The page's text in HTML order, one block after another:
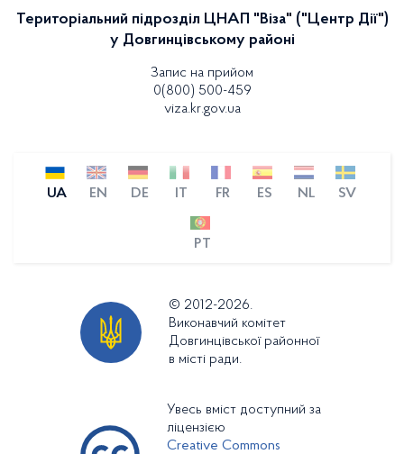
Територіальний підрозділ ЦНАП "Віза" ("Центр Дії")
у Довгинцівському районі
Запис на прийом
0(800) 500-459
viza.kr.gov.ua
UA EN DE IT FR ES NL SV
PT
© 2012-2026.
Виконавчий комітет
Довгинцівської районної
в місті ради.
Увесь вміст доступний за
ліцензією
Creative Commons